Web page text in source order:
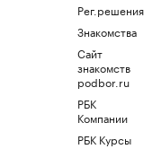
Рег.решения
Знакомства
Сайт
знакомств
podbor.ru
РБК
Компании
РБК Курсы